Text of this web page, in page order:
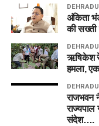
अंकिता
की
ऋषिकेश
हमला,
राजभवन
राज्यपाल
संदेश….